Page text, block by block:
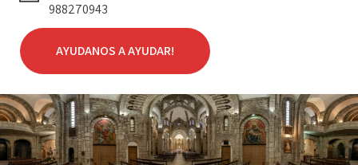
988270943
AYUDANOS A AYUDAR!